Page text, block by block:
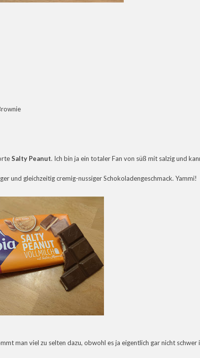
Salty Peanut. Ich bin ja ein totaler Fan von süß mit salzig und
und gleichzeitig cremig-nussiger Schokoladengeschmack. Yammi!
man viel zu selten dazu, obwohl es ja eigentlich gar nicht schwer